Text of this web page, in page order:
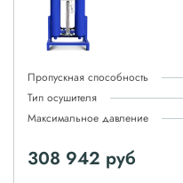
Пропускная способность
Тип осушителя
Максимальное давление
308 942 руб